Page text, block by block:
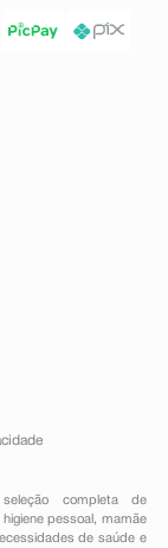
completa de
higiene pessoal ,mamãe
de saúde e